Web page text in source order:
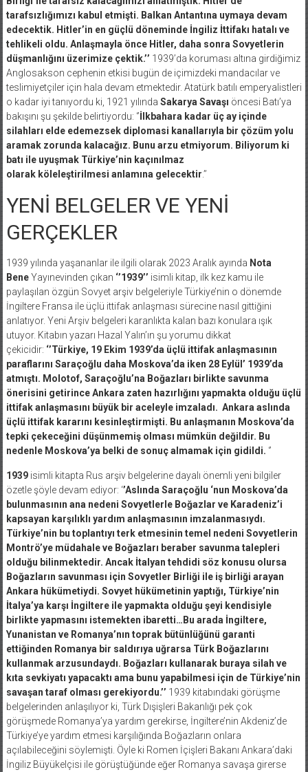
tarafsızlığımızı kabul etmişti. Balkan Antantına uymaya devam
edecektik. Hitler’in en güçlü döneminde İngiliz İttifakı hatalı ve
tehlikeli oldu. Anlaşmayla önce Hitler, daha sonra Sovyetlerin
düşmanlığını üzerimize çektik.’’ 1939’da koruması altına girdiğimiz
Anglosakson cephenin etkisi bugün de içimizdeki mandacılar ve
teslimiyetçiler için hala devam etmektedir. Atatürk batılı emperyalistleri
o kadar iyi tanıyordu ki, 1921 yılında Sakarya Savaşı öncesi Batı’ya
bakışını şu şekilde belirtiyordu: ‘’İlkbahara kadar üç ay içinde
silahları elde edemezsek diplomasi kanallarıyla bir çözüm yolu
aramak zorunda kalacağız. Bunu arzu etmiyorum. Biliyorum ki
batı ile uyuşmak Türkiye’nin kaçınılmaz
olarak köleleştirilmesi anlamına gelecektir.’’
YENİ BELGELER VE YENİ
GERÇEKLER
1939 yılında yaşananlar ile ilgili olarak 2023 Aralık ayında Nota
BeneYayınevinden çıkan ‘’1939’’ isimli kitap, ilk kez kamu ile
paylaşılan özgün Sovyet arşiv belgeleriyle Türkiye’nin o dönemde
İngiltere Fransa ile üçlü ittifak anlaşması sürecine nasıl gittiğini
anlatıyor. Yeni Arşiv belgeleri karanlıkta kalan bazı konulara ışık
utuyor. Kitabın yazarı Hazal Yalın’ın şu yorumu dikkat
çekicidir: ‘’Türkiye, 19 Ekim 1939’da üçlü ittifak anlaşmasının
paraflarını Saraçoğlu daha Moskova’da iken 28 Eylül’ 1939’da
atmıştı. Molotof, Saraçoğlu’na Boğazları birlikte savunma
önerisini getirince Ankara zaten hazırlığını yapmakta olduğu üçlü
ittifak anlaşmasını büyük bir aceleyle imzaladı. Ankara aslında
üçlü ittifak kararını kesinleştirmişti. Bu anlaşmanın Moskova’da
tepki çekeceğini düşünmemiş olması mümkün değildir. Bu
nedenle Moskova’ya belki de sonuç almamak için gidildi. ‘’
1939 isimli kitapta Rus arşiv belgelerine dayalı önemli yeni bilgiler
özetle şöyle devam ediyor: ‘’Aslında Saraçoğlu ‘nun Moskova’da
bulunmasının ana nedeni Sovyetlerle Boğazlar ve Karadeniz’i
kapsayan karşılıklı yardım anlaşmasının imzalanmasıydı.
Türkiye’nin bu toplantıyı terk etmesinin temel nedeni Sovyetlerin
Montrö’ye müdahale ve Boğazları beraber savunma talepleri
olduğu bilinmektedir. Ancak İtalyan tehdidi söz konusu olursa
Boğazların savunması için Sovyetler Birliği ile iş birliği arayan
Ankara hükümetiydi. Sovyet hükümetinin yaptığı, Türkiye’nin
İtalya’ya karşı İngiltere ile yapmakta olduğu şeyi kendisiyle
birlikte yapmasını istemekten ibaretti… Bu arada İngiltere,
Yunanistan ve Romanya’nın toprak bütünlüğünü garanti
ettiğinden Romanya bir saldırıya uğrarsa Türk Boğazlarını
kullanmak arzusundaydı. Boğazları kullanarak buraya silah ve
kıta sevkiyatı yapacaktı ama bunu yapabilmesi için de Türkiye’nin
savaşan taraf olması gerekiyordu.’’ 1939 kitabındaki görüşme
belgelerinden anlaşılıyor ki, Türk Dışişleri Bakanlığı pek çok
görüşmede Romanya’ya yardım gerekirse, İngiltere’nin Akdeniz’de
Türkiye’ye yardım etmesi karşılığında Boğazların onlara
açılabileceğini söylemişti. Öyle ki Romen İçişleri Bakanı Ankara’daki
İngiliz Büyükelçisi ile görüştüğünde eğer Romanya savaşa girerse